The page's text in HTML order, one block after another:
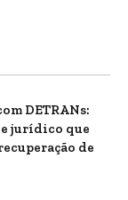
DETRANs:
jurídico que
de